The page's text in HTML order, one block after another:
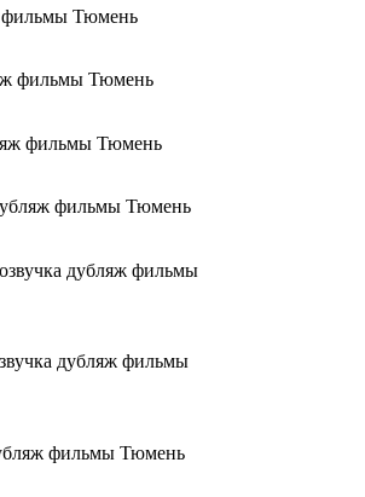
фильмы Тюмень
фильмы Тюмень
фильмы Тюмень
фильмы Тюмень
дубляж фильмы
дубляж фильмы
фильмы Тюмень